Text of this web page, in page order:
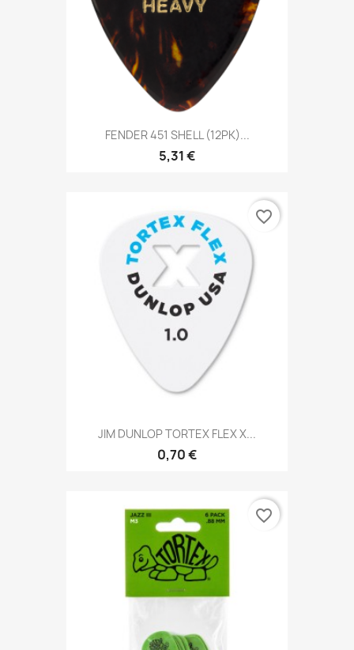
FENDER 451 SHELL (12PK)...
5,31 €
JIM DUNLOP TORTEX FLEX X...
0,70 €
favorite_border
favorite_border